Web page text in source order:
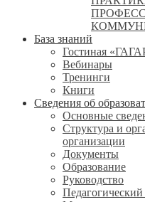
База знаний
Гостиная
Вебинары
Тренинги
Книги
Сведения об
Основные
Структура и
организации
Документы
Образование
Руководство
Педагогический